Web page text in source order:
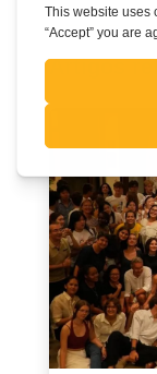
Artigos